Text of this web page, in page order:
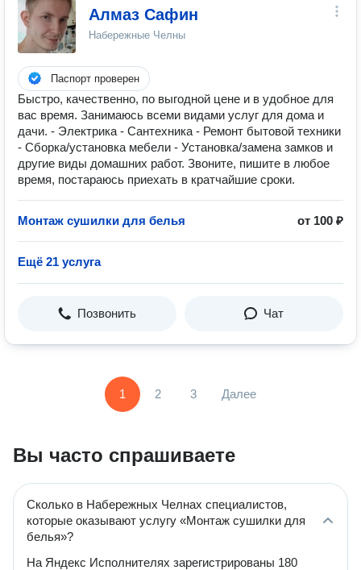
Алмаз Сафин
Набережные Челны
Паспорт проверен
Быстро, качественно, по выгодной цене и в удобное для
вас время. Занимаюсь всеми видами услуг для дома и
дачи. - Электрика - Сантехника - Ремонт бытовой техники
- Сборка/установка мебели - Установка/замена замков и
другие виды домашних работ. Звоните, пишите в любое
время, постараюсь приехать в кратчайшие сроки.
Монтаж сушилки для белья от 100 ₽
Ещё 21 услуга
Позвонить Чат
1 2 3 Далее
Вы часто спрашиваете
Сколько в Набережных Челнах специалистов,
которые оказывают услугу «Монтаж сушилки для
белья»?
На Яндекс Исполнителях зарегистрированы 180